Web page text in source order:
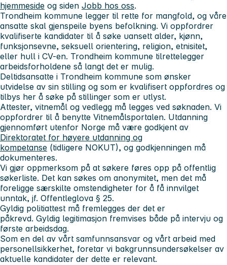
hjemmeside og siden Jobb hos oss.
Trondheim kommune legger til rette for mangfold, og våre
ansatte skal gjenspeile byens befolkning. Vi oppfordrer
kvalifiserte kandidater til å søke uansett alder, kjønn,
funksjonsevne, seksuell orientering, religion, etnisitet,
eller hull i CV-en. Trondheim kommune tilrettelegger
arbeidsforholdene så langt det er mulig.
Deltidsansatte i Trondheim kommune som ønsker
utvidelse av sin stilling og som er kvalifisert oppfordres og
tilbys her å søke på stillinger som er utlyst.
Attester, vitnemål og vedlegg må legges ved søknaden. Vi
oppfordrer til å benytte Vitnemålsportalen. Utdanning
gjennomført utenfor Norge må være godkjent av
Direktoratet for høyere utdanning og
kompetanse (tidligere NOKUT), og godkjenningen må
dokumenteres.
Vi gjør oppmerksom på at søkere føres opp på offentlig
søkerliste. Det kan søkes om anonymitet, men det må
foreligge særskilte omstendigheter for å få innvilget
unntak, jf. Offentleglova § 25.
Gyldig politiattest må fremlegges der det er
påkrevd. Gyldig legitimasjon fremvises både på intervju og
første arbeidsdag.
Som en del av vårt samfunnsansvar og vårt arbeid med
personellsikkerhet, foretar vi bakgrunnsundersøkelser av
aktuelle kandidater der dette er relevant.